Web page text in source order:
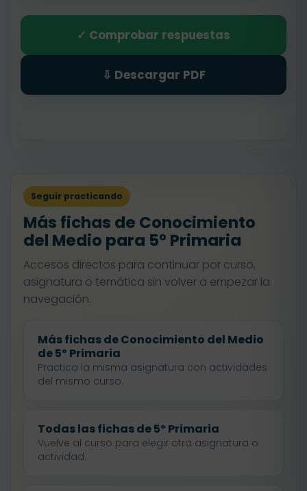
✓ Comprobar respuestas
⇩ Descargar PDF
Seguir practicando
Más fichas de Conocimiento
del Medio para 5º Primaria
Accesos directos para continuar por curso,
asignatura o temática sin volver a empezar la
navegación.
Más fichas de Conocimiento del Medio
de 5º Primaria
Practica la misma asignatura con actividades
del mismo curso.
Todas las fichas de 5º Primaria
Vuelve al curso para elegir otra asignatura o
actividad.